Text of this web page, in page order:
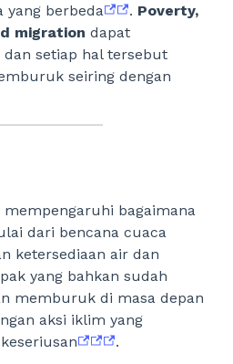
yang berbeda
. Poverty,
migration dapat
setiap hal tersebut
seiring dengan
bagaimana
dari bencana cuaca
ketersediaan air dan
yang bahkan sudah
memburuk di masa depan
aksi iklim yang
.